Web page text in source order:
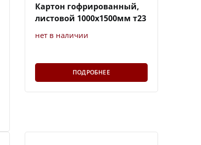
Картон гофрированный,
листовой 1000х1500мм т23
нет в наличии
ПОДРОБНЕЕ